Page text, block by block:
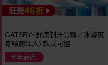
狂殺46折
GATSBY~舒涼制汗噴霧／冰漩爽
身噴霧(1入) 款式可選
全年最低